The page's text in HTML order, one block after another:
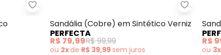
Perfecta - Sandália (Rosa) em SintéticoPerfecta
Sandália (Cobre) em Sintético Verniz
PERFECTA
R$ 79,99R$ 99,99
ou 2xde R$ 39,99sem juros
R$
ou 3x